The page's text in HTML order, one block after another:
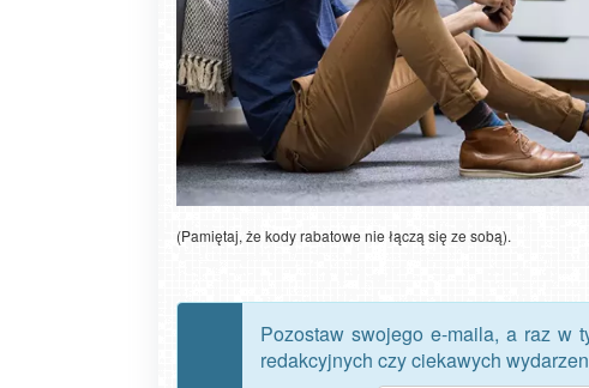
(Pamiętaj, że kody rabatowe nie łączą się ze sobą).
Pozostaw swojego e-maila, a raz w
redakcyjnych czy ciekawych